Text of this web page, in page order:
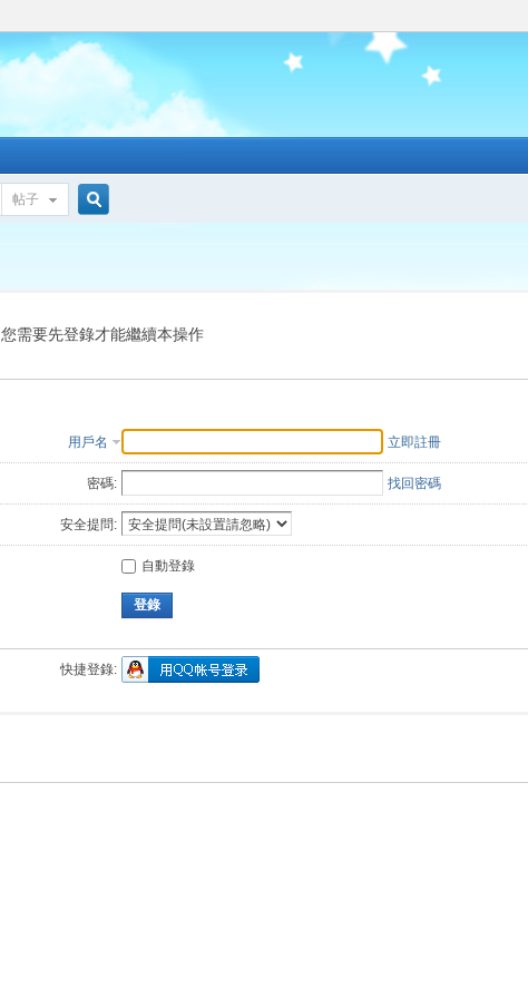
帖子
索
您需要先登錄才能繼續本操作
用戶名 立即註冊
密碼: 找回密碼
安全提問:
自動登錄
登錄
快捷登錄: